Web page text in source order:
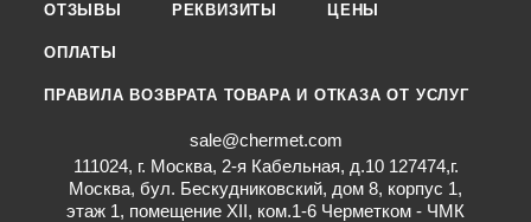
ОТЗЫВЫ РЕКВИЗИТЫ ЦЕНЫ
ОПЛАТЫ
ПРАВИЛА ВОЗВРАТА ТОВАРА И ОТКАЗА ОТ УСЛУГ
sale@chermet.com
111024, г. Москва, 2-я Кабельная, д.10 127474,г.
Москва, бул. Бескудниковский, дом 8, корпус 1,
этаж 1, помещение XII, ком.1-6 Черметком - ЧМК